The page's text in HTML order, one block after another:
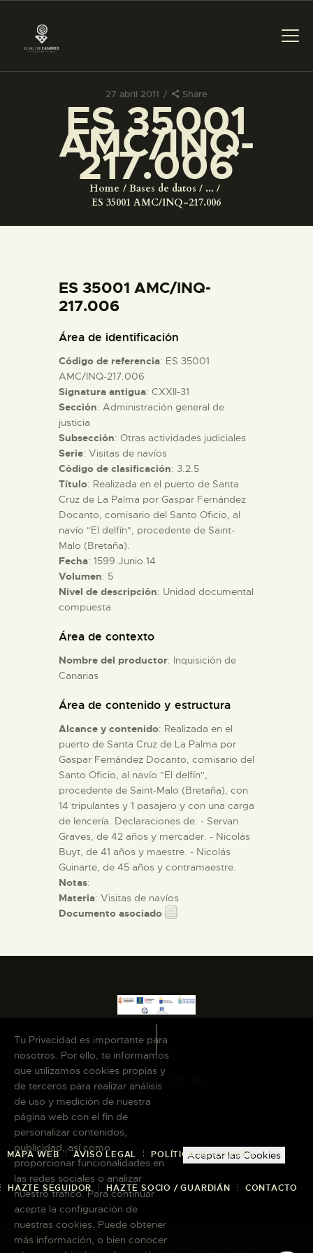
27 abril 2011 Share
ES 35001
AMC/INQ-
217.006
Home Bases de datos
...
ES 35001 AMC/INQ-217.006
PREPARAR LA VISITA
ACTIVIDADES
COLECCIONES
ESPAÑOL
PREPARAR LA VISITA
ACTIVIDADES
█
EL MUSEO
COLECCIONES
ESPAÑOL
ES 35001 AMC/INQ-
217.006
Área de identificación
Código de referencia: ES 35001
AMC/INQ-217.006
Signatura antigua: CXXII-31
Sección: Administración general de
justicia
Subsección: Otras actividades judiciales
Serie: Visitas de navíos
Código de clasificación: 3.2.5
Título: Realizada en el puerto de Santa
Cruz de La Palma por Gaspar Fernández
Docanto, comisario del Santo Oficio, al
navío "El delfín", procedente de Saint-
Malo (Bretaña).
Fecha: 1599.Junio.14
Volumen: 5
Nivel de descripción: Unidad documental
compuesta
Área de contexto
Nombre del productor: Inquisición de
Canarias
Área de contenido y estructura
Alcance y contenido: Realizada en el
puerto de Santa Cruz de La Palma por
Gaspar Fernández Docanto, comisario del
Santo Oficio, al navío "El delfín",
procedente de Saint-Malo (Bretaña), con
14 tripulantes y 1 pasajero y con una carga
de lencería. Declaraciones de: - Servan
Graves, de 42 años y mercader. - Nicolás
Buyt, de 41 años y maestre. - Nicolás
Guinarte, de 45 años y contramaestre.
Notas:
Materia: Visitas de navíos
Documento asociado
MAPA WEB AVISO LEGAL POLÍTICA DE COOKIES
HAZTE SEGUIDOR HAZTE SOCIO / GUARDIÁN CONTACTO
Copyright © 2026 El Museo Canario · Todos
Tu Privacidad es importante para
nosotros. Por ello, te informamos
que utilizamos cookies propias y
de terceros para realizar análisis
de uso y medición de nuestra
página web con el fin de
personalizar contenidos,
publicidad, así como
proporcionar funcionalidades en
las redes sociales o analizar
nuestro tráfico. Para continuar
acepta la configuración de
nuestras cookies. Puede obtener
más información, o bien conocer
Aceptar las Cookies